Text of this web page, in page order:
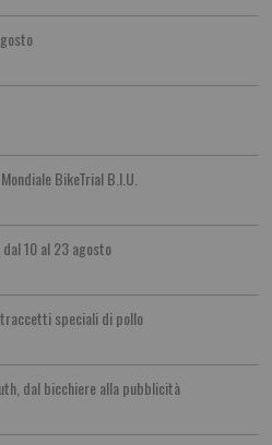
BikeTrial B.I.U.
10 al 23 agosto
speciali di pollo
dal bicchiere alla pubblicità